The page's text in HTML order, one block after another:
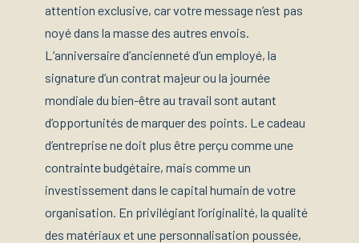
attention exclusive, car votre message n’est pas
noyé dans la masse des autres envois.
L’anniversaire d’ancienneté d’un employé, la
signature d’un contrat majeur ou la journée
mondiale du bien-être au travail sont autant
d’opportunités de marquer des points. Le cadeau
d’entreprise ne doit plus être perçu comme une
contrainte budgétaire, mais comme un
investissement dans le capital humain de votre
organisation. En privilégiant l’originalité, la qualité
des matériaux et une personnalisation poussée,